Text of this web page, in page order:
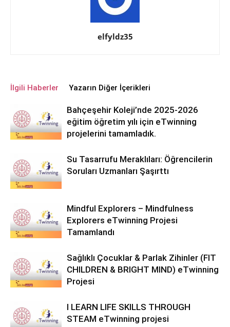
elfyldz35
İlgili Haberler Yazarın Diğer İçerikleri
Bahçeşehir Koleji’nde 2025-2026
eğitim öğretim yılı için eTwinning
projelerini tamamladık.
Su Tasarrufu Meraklıları: Öğrencilerin
Soruları Uzmanları Şaşırttı
Mindful Explorers – Mindfulness
Explorers eTwinning Projesi
Tamamlandı
Sağlıklı Çocuklar & Parlak Zihinler (FIT
CHILDREN & BRIGHT MIND) eTwinning
Projesi
I LEARN LIFE SKILLS THROUGH
STEAM eTwinning projesi